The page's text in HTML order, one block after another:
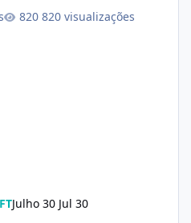
820 visualizações
Julho 30 Jul 30